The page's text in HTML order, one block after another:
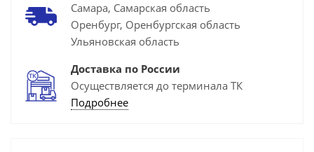
Самара, Самарская область
Оренбург, Оренбургская область
Ульяновская область
Доставка по России
Осуществляется до терминала ТК
Подробнее